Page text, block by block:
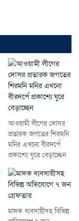
আওয়ামী লীগের দোসর
প্রতারক জগতের শিরমনি
মনির এখনো বীরদর্পে
প্রকাশ্যে ঘুরে বেড়াচ্ছেন
মাদক ব্যবসায়ীসহ বিভিন্ন